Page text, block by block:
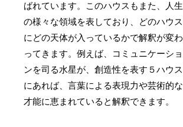
ばれています。このハウスもまた、人生
の様々な領域を表しており、どのハウス
にどの天体が入っているかで解釈が変わ
ってきます。例えば、コミュニケーショ
ンを司る水星が、創造性を表す５ハウス
にあれば、言葉による表現力や芸術的な
才能に恵まれていると解釈できます。